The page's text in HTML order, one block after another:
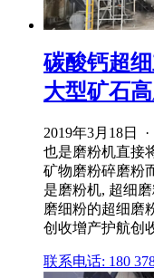
碳酸钙超
大型矿石
2019年3月18日
也是磨粉机直接
矿物磨粉碎磨粉
是磨粉机, 超细
磨细粉的超细磨
创收增产护航创
联系电话: 180